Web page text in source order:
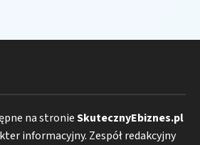
na stronieSkutecznyEbiznes.pl
informacyjny. Zespół redakcyjny